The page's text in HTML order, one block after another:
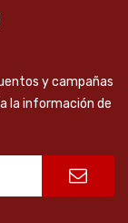
y campañas
la información de